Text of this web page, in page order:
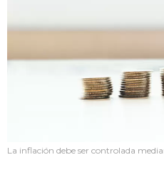
La inflación debe ser controlada